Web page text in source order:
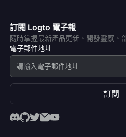
訂閱 Logto 電子報
隨時掌握最新產品更新、開發靈感、
電子郵件地址
訂閱